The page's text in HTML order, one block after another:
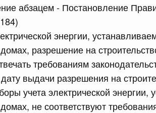
абзацем - Постановление
энергии,
разрешение на
требованиям
выдачи разрешения на
учета электрической
не соответствуют
Федерации от 18.07.2026 г. №
Федерации от 18.07.2026 г. №
Российской Федерации от 17